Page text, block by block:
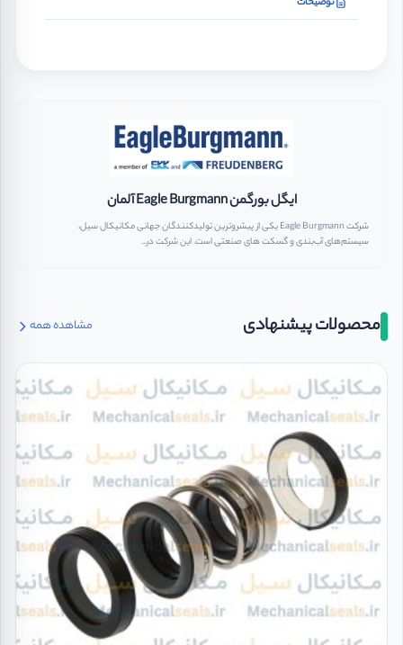
ایگل بورگمن Eagle Burgmann آلمان
شرکت Eagle Burgmann یکی از پیشروترین تولیدکنندگان جهانی مکانیکال سیل،
سیستم‌های آب‌بندی و گسکت ‌های صنعتی است. این شرکت در...
محصولات پیشنهادی مشاهده همه